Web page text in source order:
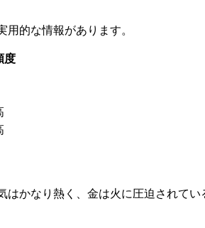
的な情報があります。
度
かなり熱く、金は火に圧迫されて